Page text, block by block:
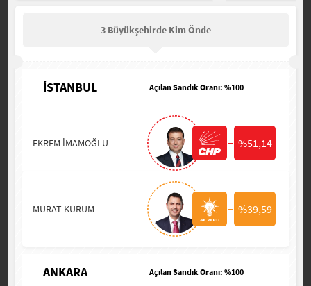
3 Büyükşehirde Kim Önde
İSTANBUL Açılan Sandık Oranı: %100
EKREM İMAMOĞLU %51,14
MURAT KURUM %39,59
ANKARA Açılan Sandık Oranı: %100